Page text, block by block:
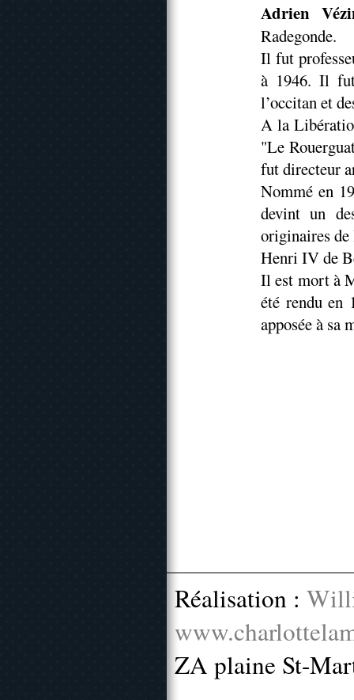
Adrien
Radegonde.
Il fut
à 1946. Il fut
l’occitan et
A la
"Le
fut directeur
Nommé en
devint un
originaires
Henri IV de
Il est mort à
été rendu en
apposée à sa
Réalisation :
ZA plaine St-